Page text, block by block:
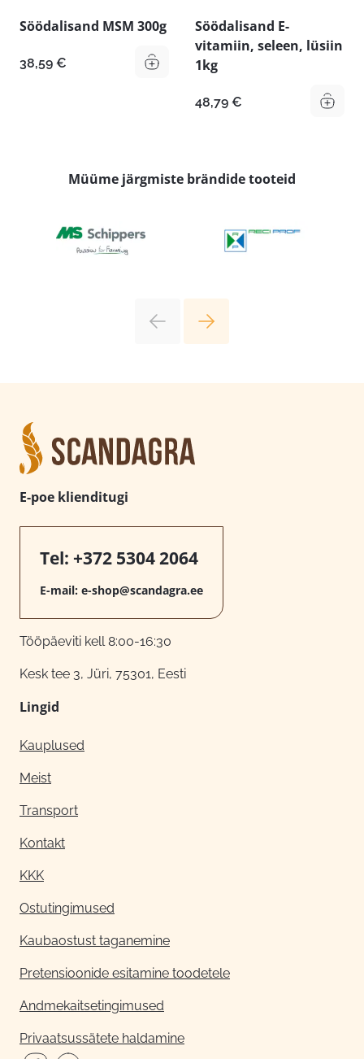
Söödalisand MSM 300g
38,59 €
Söödalisand E-
vitamiin, seleen, lüsiin
1kg
48,79 €
Müüme järgmiste brändide tooteid
E-poe klienditugi
Tel: +372 5304 2064
E-mail: e-shop@scandagra.ee
Tööpäeviti kell 8:00-16:30
Kesk tee 3, Jüri, 75301, Eesti
Lingid
Kauplused
Meist
Transport
Kontakt
KKK
Ostutingimused
Kaubaostust taganemine
Pretensioonide esitamine toodetele
Andmekaitsetingimused
Privaatsussätete haldamine